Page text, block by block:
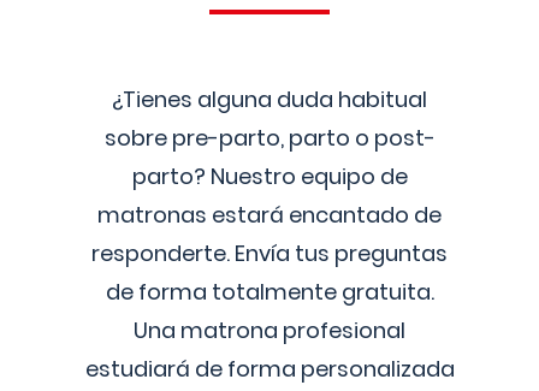
¿Tienes alguna duda habitual
sobre pre-parto, parto o post-
parto? Nuestro equipo de
matronas estará encantado de
responderte. Envía tus preguntas
de forma totalmente gratuita.
Una matrona profesional
estudiará de forma personalizada